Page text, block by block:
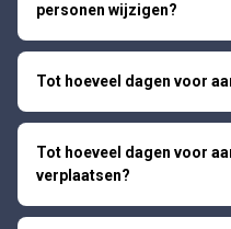
personen wijzigen?
Tot hoeveel dagen voor
Tot hoeveel dagen voor
verplaatsen?